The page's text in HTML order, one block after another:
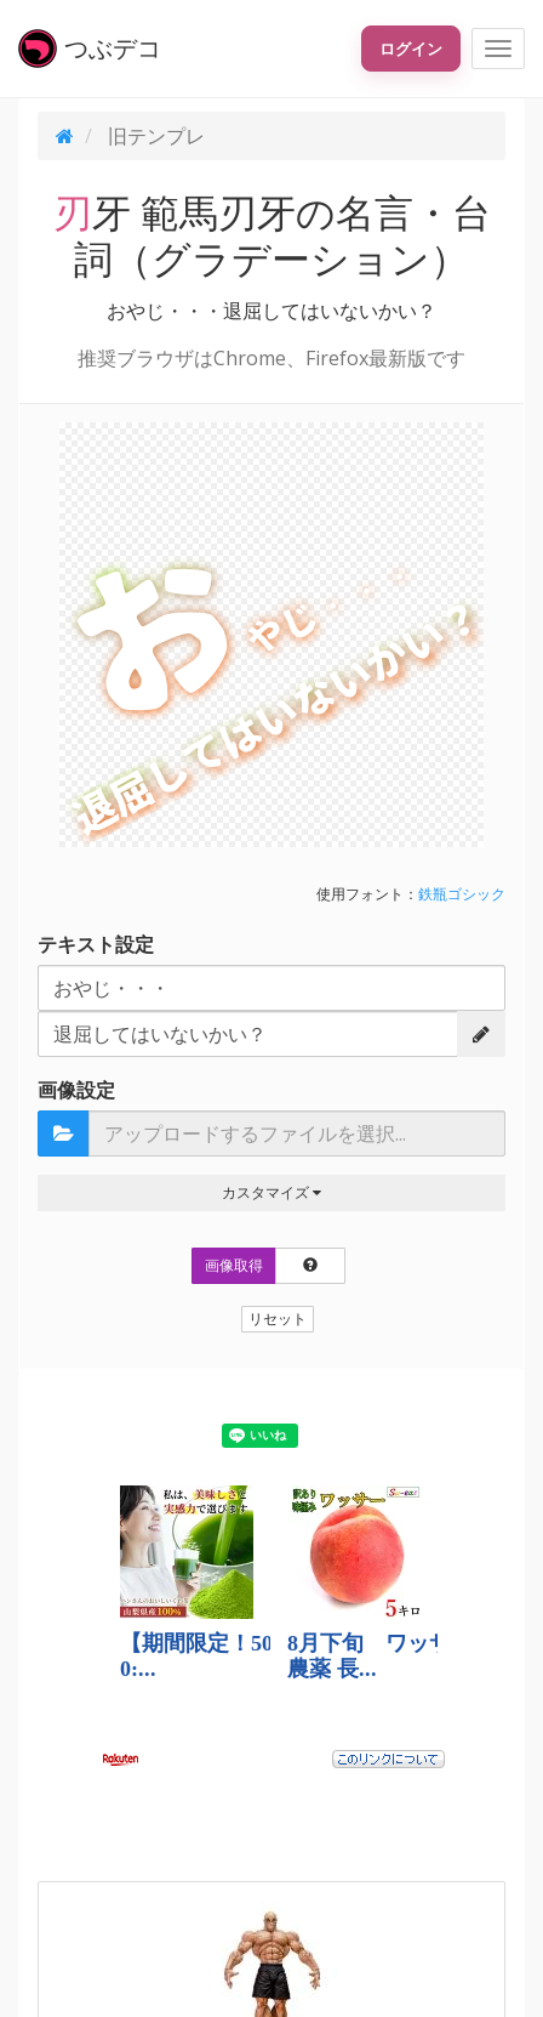
つぶデコ ログイン
旧テンプレ
刃牙 範馬刃牙の名言・台
詞（グラデーション）
おやじ・・・退屈してはいないかい？
推奨ブラウザはChrome、Firefox最新版です
おやじ・・・
おやじ・・・
退屈してはいないかい？
退屈してはいないかい？
使用フォント： 鉄瓶ゴシック
テキスト設定
画像設定
カスタマイズ
画像取得
リセット